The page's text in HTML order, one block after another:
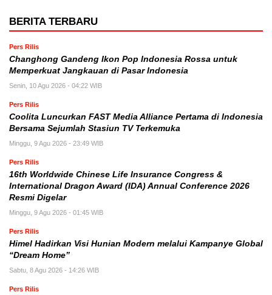
BERITA TERBARU
Pers Rilis
Changhong Gandeng Ikon Pop Indonesia Rossa untuk
Memperkuat Jangkauan di Pasar Indonesia
Senin, 10 Agu 2026 - 04:22 WIB
Pers Rilis
Coolita Luncurkan FAST Media Alliance Pertama di Indonesia
Bersama Sejumlah Stasiun TV Terkemuka
Minggu, 9 Agu 2026 - 23:49 WIB
Pers Rilis
16th Worldwide Chinese Life Insurance Congress &
International Dragon Award (IDA) Annual Conference 2026
Resmi Digelar
Minggu, 9 Agu 2026 - 01:45 WIB
Pers Rilis
Himel Hadirkan Visi Hunian Modern melalui Kampanye Global
“Dream Home”
Sabtu, 8 Agu 2026 - 14:26 WIB
Pers Rilis